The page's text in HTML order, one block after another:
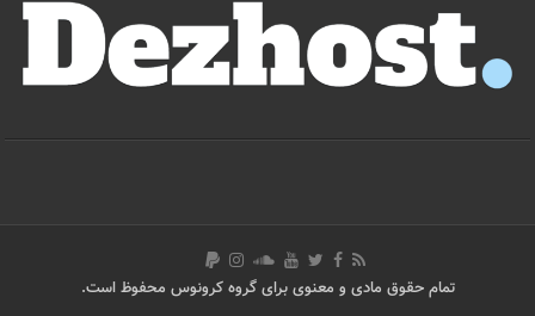
تمام حقوق مادی و معنوی برای گروه کرونوس محفوظ است.